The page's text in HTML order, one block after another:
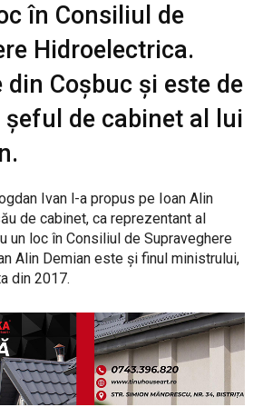
în Consiliul de
Hidroelectrica.
din Coșbuc și este de
șeful de cabinet al lui
Ivan l-a propus pe Ioan Alin
de cabinet, ca reprezentant al
un loc în Consiliul de Supraveghere
Alin Demian este și finul ministrului,
din 2017.